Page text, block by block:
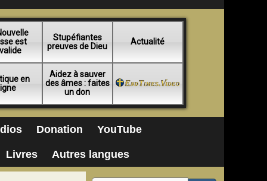
est
Stupéfiantes
preuves de Dieu
Actualité
en
ligne
Aidez à sauver
des âmes : faites
un don
Donation YouTube
Livres Autres langues